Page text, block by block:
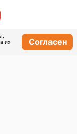
их
Согласен